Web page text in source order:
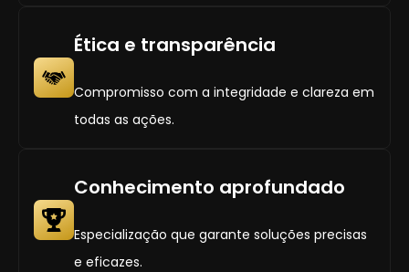
Ética e transparência
Compromisso com a integridade e clareza em
todas as ações.
Conhecimento aprofundado
Especialização que garante soluções precisas
e eficazes.